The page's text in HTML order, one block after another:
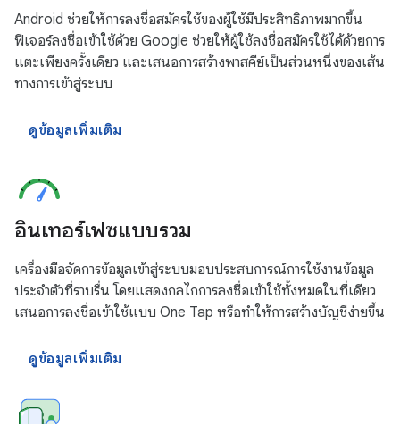
Android ช่วยให้การลงชื่อสมัครใช้ของผู้ใช้มีประสิทธิภาพมากขึ้น
ฟีเจอร์ลงชื่อเข้าใช้ด้วย Google ช่วยให้ผู้ใช้ลงชื่อสมัครใช้ได้ด้วยการ
แตะเพียงครั้งเดียว และเสนอการสร้างพาสคีย์เป็นส่วนหนึ่งของเส้น
ทางการเข้าสู่ระบบ
ดูข้อมูลเพิ่มเติม
อินเทอร์เฟซแบบรวม
เครื่องมือจัดการข้อมูลเข้าสู่ระบบมอบประสบการณ์การใช้งานข้อมูล
ประจำตัวที่ราบรื่น โดยแสดงกลไกการลงชื่อเข้าใช้ทั้งหมดในที่เดียว
เสนอการลงชื่อเข้าใช้แบบ One Tap หรือทำให้การสร้างบัญชีง่ายขึ้น
ดูข้อมูลเพิ่มเติม